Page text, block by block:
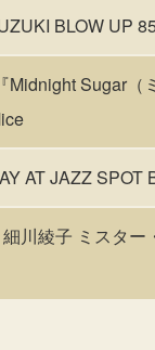
BLOW UP
Midnight Sugar（
AT JAZZ
川綾子 ミスタ